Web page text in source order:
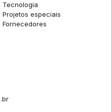
Tecnologia
Projetos especiais
Fornecedores